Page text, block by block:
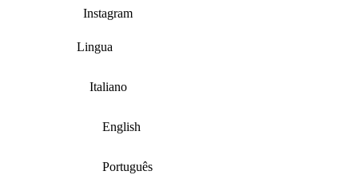
Instagram
Lingua
Italiano
English
Português